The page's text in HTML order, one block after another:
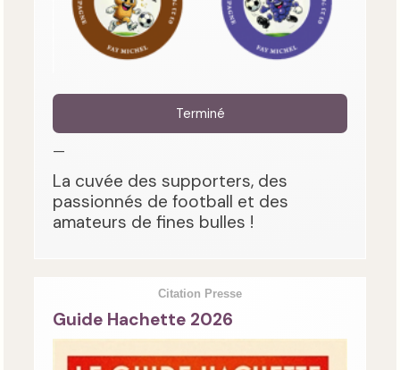
Terminé
—
La cuvée des supporters, des
passionnés de football et des
amateurs de fines bulles !
Citation Presse
Guide Hachette 2026